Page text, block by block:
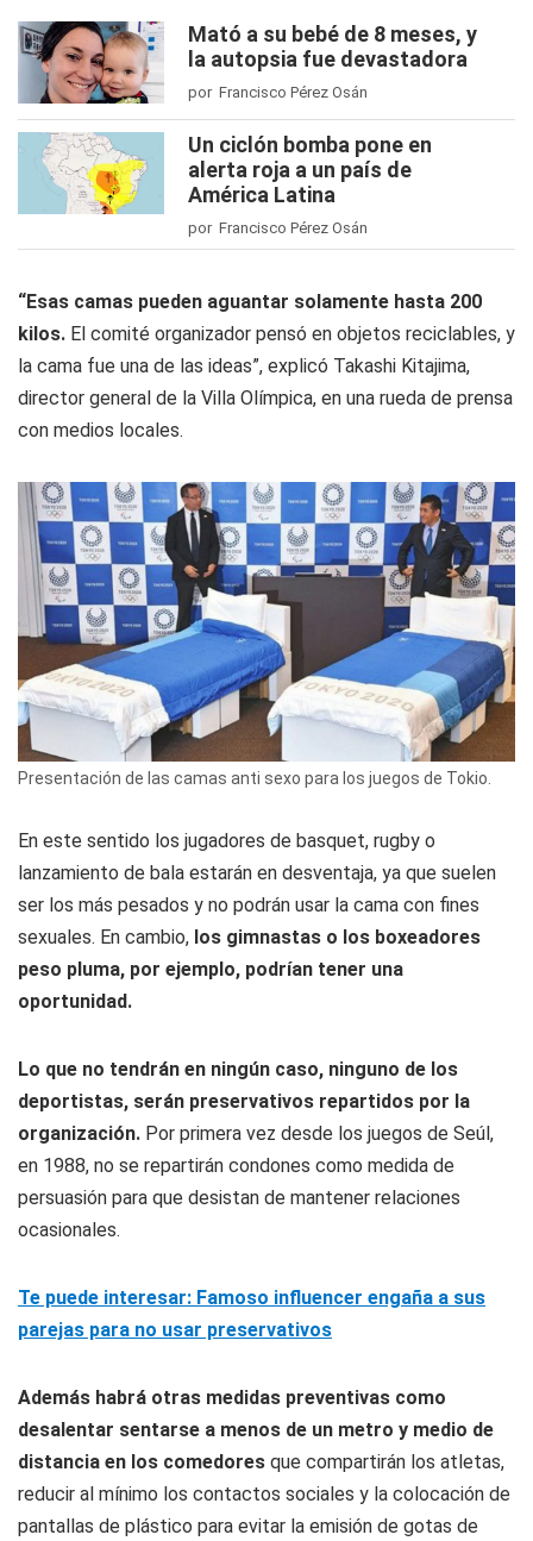
Mató a su bebé de 8 meses, y
la autopsia fue devastadora
por Francisco Pérez Osán
Un ciclón bomba pone en
alerta roja a un país de
América Latina
por Francisco Pérez Osán
“Esas camas pueden aguantar solamente hasta 200
kilos. El comité organizador pensó en objetos reciclables, y
la cama fue una de las ideas”, explicó Takashi Kitajima,
director general de la Villa Olímpica, en una rueda de prensa
con medios locales.
Presentación de las camas anti sexo para los juegos de Tokio.
En este sentido los jugadores de basquet, rugby o
lanzamiento de bala estarán en desventaja, ya que suelen
ser los más pesados y no podrán usar la cama con fines
sexuales. En cambio, los gimnastas o los boxeadores
peso pluma, por ejemplo, podrían tener una
oportunidad.
Lo que no tendrán en ningún caso, ninguno de los
deportistas, serán preservativos repartidos por la
organización. Por primera vez desde los juegos de Seúl,
en 1988, no se repartirán condones como medida de
persuasión para que desistan de mantener relaciones
ocasionales.
Te puede interesar: Famoso influencer engaña a sus
parejas para no usar preservativos
Además habrá otras medidas preventivas como
desalentar sentarse a menos de un metro y medio de
distancia en los comedores que compartirán los atletas,
reducir al mínimo los contactos sociales y la colocación de
pantallas de plástico para evitar la emisión de gotas de